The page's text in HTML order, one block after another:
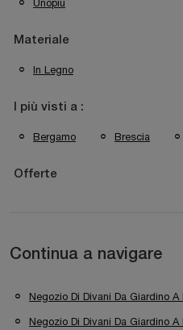
Unopiu
Materiale
In Legno
I più visti a :
Bergamo Brescia
Offerte
Continua a navigare
Negozio Di Divani Da Giardino A
Negozio Di Divani Da Giardino A